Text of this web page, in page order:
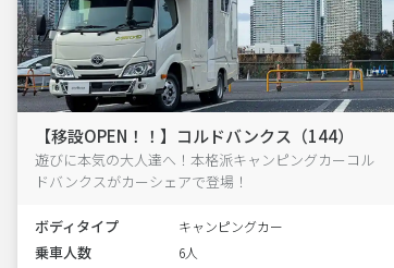
【移設OPEN！！】コルドバンクス（144）
遊びに本気の大人達へ！本格派キャンピングカーコル
ドバンクスがカーシェアで登場！
ボディタイプ キャンピングカー
乗車人数 6人